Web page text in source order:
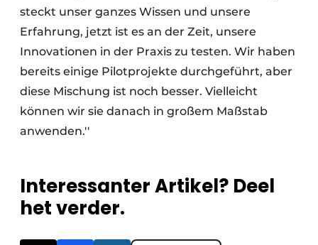
steckt unser ganzes Wissen und unsere
Erfahrung, jetzt ist es an der Zeit, unsere
Innovationen in der Praxis zu testen. Wir haben
bereits einige Pilotprojekte durchgeführt, aber
diese Mischung ist noch besser. Vielleicht
können wir sie danach in großem Maßstab
anwenden.''
Interessanter Artikel? Deel
het verder.